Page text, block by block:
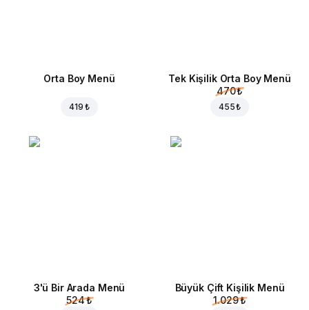
Orta Boy Menü
419 ₺
Tek Kişilik Orta Boy Menü
470 ₺
455 ₺
3'ü Bir Arada Menü
524 ₺
Büyük Çift Kişilik Menü
1.029 ₺